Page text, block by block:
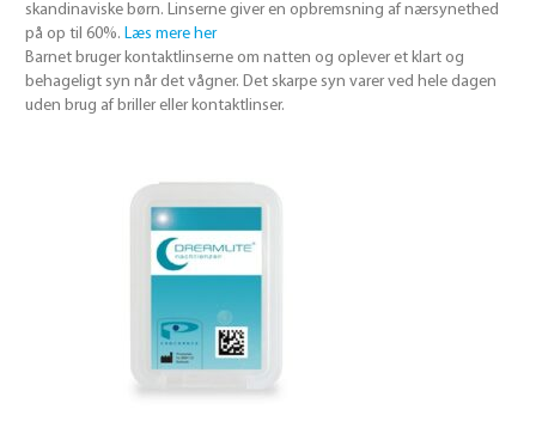
skandinaviske børn. Linserne giver en opbremsning af nærsynethed
på op til 60%. Læs mere her
Barnet bruger kontaktlinserne om natten og oplever et klart og
behageligt syn når det vågner. Det skarpe syn varer ved hele dagen
uden brug af briller eller kontaktlinser.